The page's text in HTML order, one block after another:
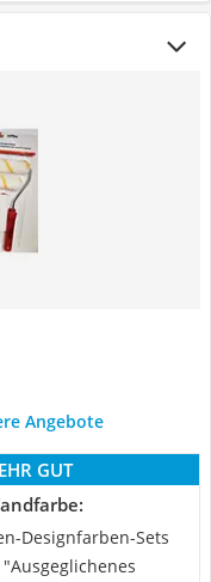
Angebote
GUT
Designfarben-Sets